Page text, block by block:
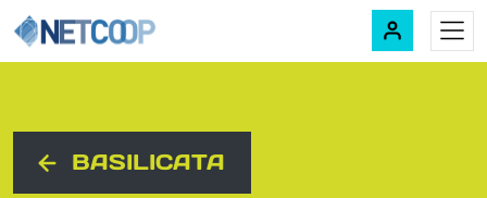
Navigazione principale
BASILICATA